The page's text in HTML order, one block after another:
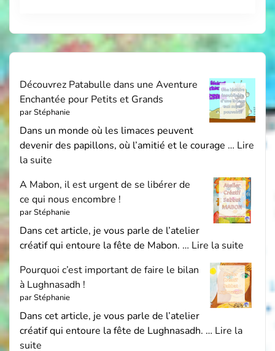
Découvrez Patabulle dans une Aventure
Enchantée pour Petits et Grands
par Stéphanie
Dans un monde où les limaces peuvent
devenir des papillons, où l’amitié et le courage … Lire
la suite
A Mabon, il est urgent de se libérer de
ce qui nous encombre !
par Stéphanie
Dans cet article, je vous parle de l’atelier
créatif qui entoure la fête de Mabon. … Lire la suite
Pourquoi c’est important de faire le bilan
à Lughnasadh !
par Stéphanie
Dans cet article, je vous parle de l’atelier
créatif qui entoure la fête de Lughnasadh. … Lire la
suite